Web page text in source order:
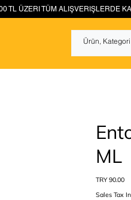
ML
Price
TRY 90.00
Sales Tax